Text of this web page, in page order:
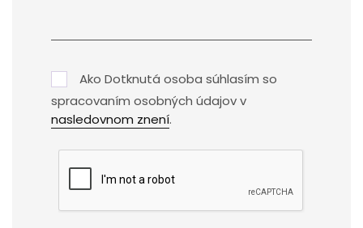
Ako Dotknutá osoba súhlasím so
spracovaním osobných údajov v
nasledovnom znení.